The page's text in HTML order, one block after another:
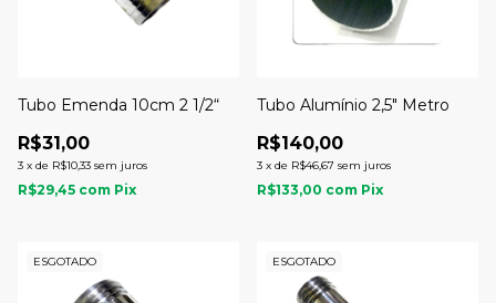
Tubo Emenda 10cm 2 1/2“
R$31,00
3 x de R$10,33 sem juros
R$29,45 com Pix
Tubo Alumínio 2,5" Metro
R$140,00
3 x de R$46,67 sem juros
R$133,00 com Pix
ESGOTADO ESGOTADO